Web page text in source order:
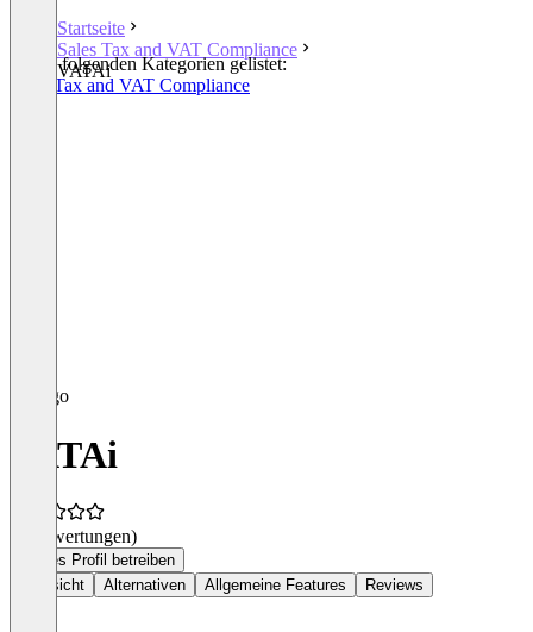
Startseite
Sales Tax and VAT Compliance
VATAi
In den folgenden Kategorien gelistet:
Sales Tax and VAT Compliance
VATAi
(0 Bewertungen)
Dieses Profil betreiben
Übersicht
Alternativen Allgemeine Features Reviews